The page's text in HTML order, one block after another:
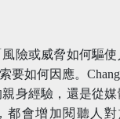
險或威脅如何驅
如何因應。
身經驗，還是從
會增加閱聽人對